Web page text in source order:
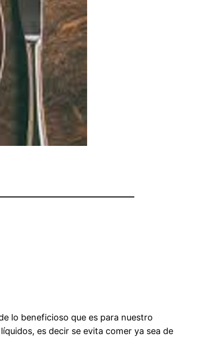
lo beneficioso que es para nuestro
es decir se evita comer ya sea de